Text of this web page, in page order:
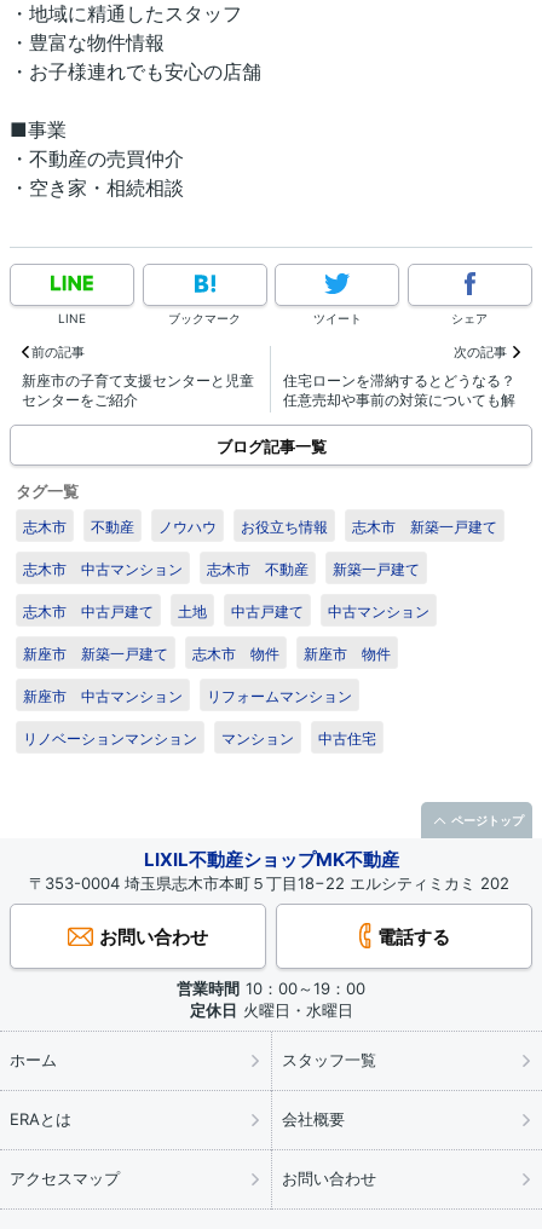
・地域に精通したスタッフ
・豊富な物件情報
・お子様連れでも安心の店舗
■事業
・不動産の売買仲介
・空き家・相続相談
LINE ブックマーク ツイート シェア
前の記事
新座市の子育て支援センターと児童
センターをご紹介
次の記事
住宅ローンを滞納するとどうなる？
任意売却や事前の対策についても解
ブログ記事一覧
タグ一覧
志木市 不動産 ノウハウ お役立ち情報 志木市 新築一戸建て
志木市 中古マンション 志木市 不動産 新築一戸建て
志木市 中古戸建て 土地 中古戸建て 中古マンション
新座市 新築一戸建て 志木市 物件 新座市 物件
新座市 中古マンション リフォームマンション
リノベーションマンション マンション 中古住宅
LIXIL不動産ショップMK不動産
〒353-0004 埼玉県志木市本町５丁目18−22 エルシティミカミ 202
お問い合わせ 電話する
営業時間 10：00～19：00
定休日 火曜日・水曜日
ホーム スタッフ一覧
ERAとは 会社概要
アクセスマップ お問い合わせ
ページトップ